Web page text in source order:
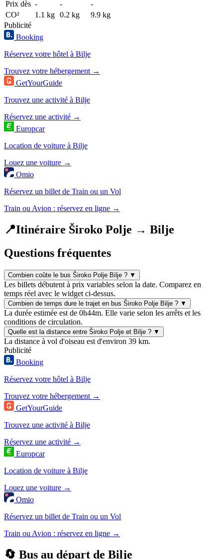
Prix dès - -
-
CO²
1.1 kg 0.2 kg
9.9 kg
Publicité
Booking
Réservez votre hôtel à Bilje
Trouvez votre hébergement →
GetYourGuide
Trouvez une activité à Bilje
Réservez une activité →
Europcar
Location de voiture à Bilje
Louez une voiture →
Omio
Réservez un billet de Train ou un Vol
Train ou Avion : réservez en ligne →
📍Itinéraire Široko Polje → Bilje
Questions fréquentes
Combien coûte le bus Široko Polje Bilje ? ▼
Les billets débutent à prix variables selon la date. Comparez en
temps réel avec le widget ci-dessus.
Combien de temps dure le trajet en bus Široko Polje Bilje ? ▼
La durée estimée est de 0h44m. Elle varie selon les arrêts et les
conditions de circulation.
Quelle est la distance entre Široko Polje et Bilje ? ▼
La distance à vol d'oiseau est d'environ 39 km.
Publicité
Booking
Réservez votre hôtel à Bilje
Trouvez votre hébergement →
GetYourGuide
Trouvez une activité à Bilje
Réservez une activité →
Europcar
Location de voiture à Bilje
Louez une voiture →
Omio
Réservez un billet de Train ou un Vol
Train ou Avion : réservez en ligne →
🔄 Bus au départ de Bilje